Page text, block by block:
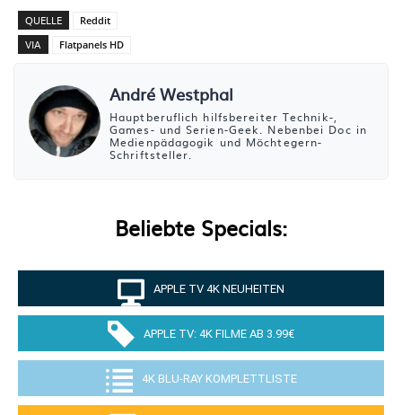
QUELLE Reddit
VIA Flatpanels HD
André Westphal
Hauptberuflich hilfsbereiter Technik-,
Games- und Serien-Geek. Nebenbei Doc in
Medienpädagogik und Möchtegern-
Schriftsteller.
Beliebte Specials:
APPLE TV 4K NEUHEITEN
APPLE TV: 4K FILME AB 3.99€
4K BLU-RAY KOMPLETTLISTE